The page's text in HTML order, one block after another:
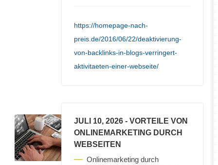
https://homepage-nach-
preis.de/2016/06/22/deaktivierung-
von-backlinks-in-blogs-verringert-
aktivitaeten-einer-webseite/
JULI 10, 2026 - VORTEILE VON
ONLINEMARKETING DURCH
WEBSEITEN
Onlinemarketing durch